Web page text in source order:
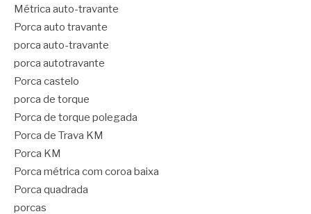
Métrica auto-travante
Porca auto travante
porca auto-travante
porca autotravante
Porca castelo
porca de torque
Porca de torque polegada
Porca de Trava KM
Porca KM
Porca métrica com coroa baixa
Porca quadrada
porcas